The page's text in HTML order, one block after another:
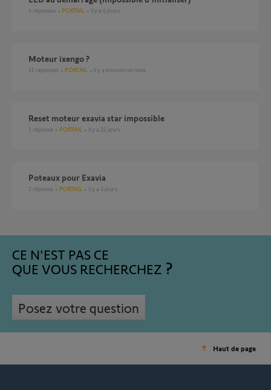
4 réponses PORTAIL il y a 4 jours
Moteur ixengo ?
11 réponses PORTAIL il y a environ un mois
Reset moteur exavia star impossible
1 réponse PORTAIL il y a 22 jours
Poteaux pour Exavia
1 réponse PORTAIL il y a 3 jours
CE N'EST PAS CE
QUE VOUS RECHERCHEZ
Posez votre question
Haut de page